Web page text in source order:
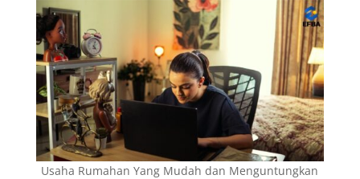
Usaha Rumahan Yang Mudah dan Menguntungkan